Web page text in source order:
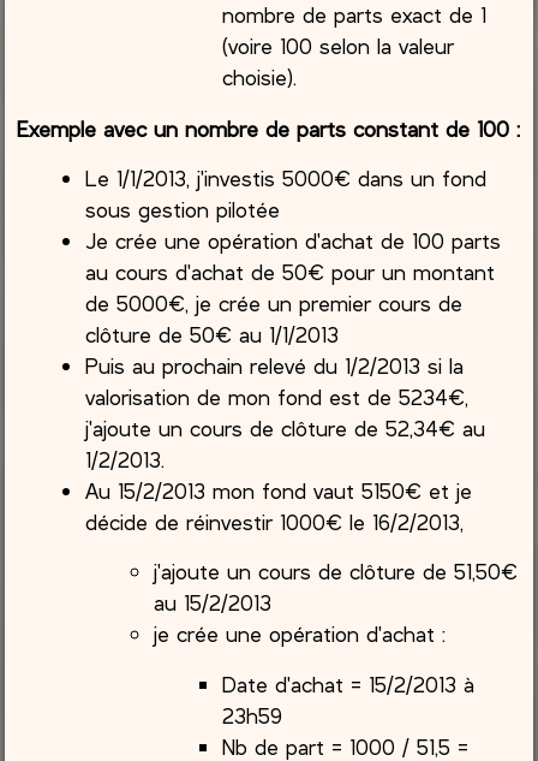
nombre de parts exact de 1
(voire 100 selon la valeur
choisie).
Exemple avec un nombre de parts constant de 100 :
Le 1/1/2013, j'investis 5000€ dans un fond
sous gestion pilotée
Je crée une opération d'achat de 100 parts
au cours d'achat de 50€ pour un montant
de 5000€, je crée un premier cours de
clôture de 50€ au 1/1/2013
Puis au prochain relevé du 1/2/2013 si la
valorisation de mon fond est de 5234€,
j'ajoute un cours de clôture de 52,34€ au
1/2/2013.
Au 15/2/2013 mon fond vaut 5150€ et je
décide de réinvestir 1000€ le 16/2/2013,
j'ajoute un cours de clôture de 51,50€
au 15/2/2013
je crée une opération d'achat :
Date d'achat = 15/2/2013 à
23h59
Nb de part = 1000 / 51,5 =